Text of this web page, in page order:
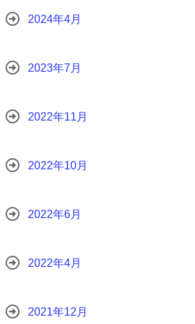
2024年4月
2023年7月
2022年11月
2022年10月
2022年6月
2022年4月
2021年12月